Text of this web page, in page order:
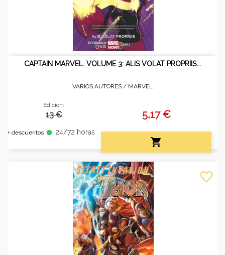
CAPTAIN MARVEL. VOLUME 3: ALIS VOLAT PROPRIIS...
VARIOS AUTORES / MARVEL
Edición:
13 €
+ descuentos fiber_manual_record 24/72 horas
5,17 €

favorite_border